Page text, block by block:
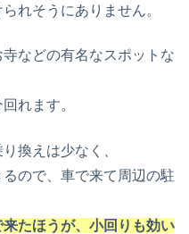
れそうにありません。
などの有名なスポットな
れます。
換えは少なく、
ので、車で来て周辺の駐
たほうが、小回りも効い